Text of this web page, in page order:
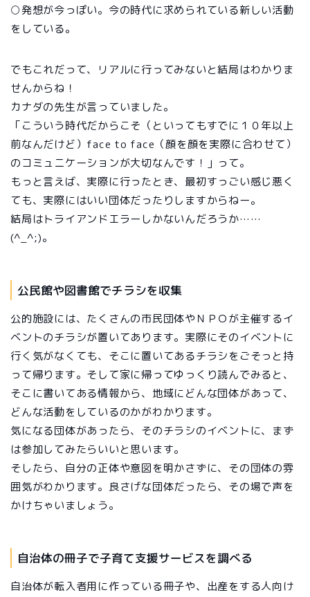
○発想が今っぽい。今の時代に求められている新しい活動
をしている。
でもこれだって、リアルに行ってみないと結局はわかりま
せんからね！
カナダの先生が言っていました。
「こういう時代だからこそ（といってもすでに１０年以上
前なんだけど）face to face（顔を顔を実際に合わせて）
のコミュニケーションが大切なんです！」って。
もっと言えば、実際に行ったとき、最初すっごい感じ悪く
ても、実際にはいい団体だったりしますからねー。
結局はトライアンドエラーしかないんだろうか……
(^_^;)。
公民館や図書館でチラシを収集
公的施設には、たくさんの市民団体やＮＰＯが主催するイ
ベントのチラシが置いてあります。実際にそのイベントに
行く気がなくても、そこに置いてあるチラシをごそっと持
って帰ります。そして家に帰ってゆっくり読んでみると、
そこに書いてある情報から、地域にどんな団体があって、
どんな活動をしているのかがわかります。
気になる団体があったら、そのチラシのイベントに、まず
は参加してみたらいいと思います。
そしたら、自分の正体や意図を明かさずに、その団体の雰
囲気がわかります。良さげな団体だったら、その場で声を
かけちゃいましょう。
自治体の冊子で子育て支援サービスを調べる
自治体が転入者用に作っている冊子や、出産をする人向け